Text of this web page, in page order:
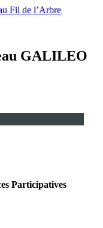
Fil de l’Arbre
GALILEO
Participatives